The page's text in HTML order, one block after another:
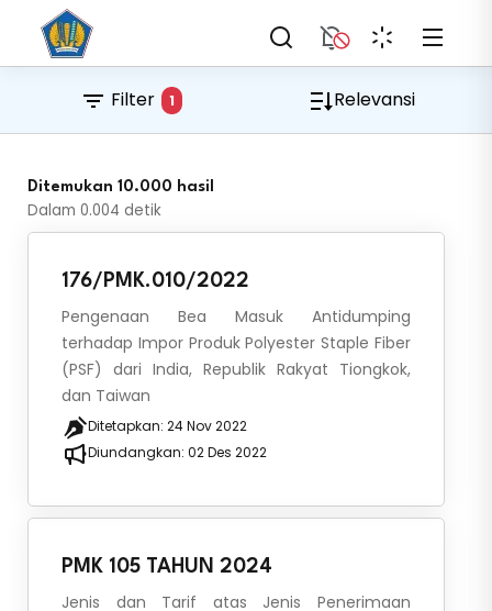
Filter 1 Relevansi
Ditemukan 10.000 hasil
Dalam 0.004 detik
176/PMK.010/2022
Pengenaan Bea Masuk Antidumping
terhadap Impor Produk Polyester Staple Fiber
(PSF) dari India, Republik Rakyat Tiongkok,
dan Taiwan
Ditetapkan: 24 Nov 2022
Diundangkan: 02 Des 2022
PMK 105 TAHUN 2024
Jenis dan Tarif atas Jenis Penerimaan